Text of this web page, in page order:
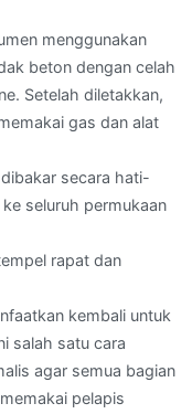
menggunakan
beton dengan celah
Setelah diletakkan,
gas dan alat
secara hati-
seluruh permukaan
rapat dan
kembali untuk
salah satu cara
agar semua bagian
pelapis